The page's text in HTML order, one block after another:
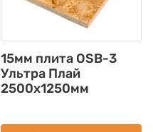
15мм плита OSB-3
Ультра Плай
2500x1250мм